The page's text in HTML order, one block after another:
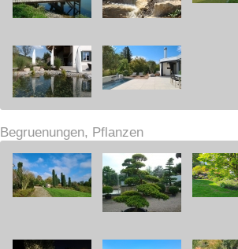
Begruenungen, Pflanzen